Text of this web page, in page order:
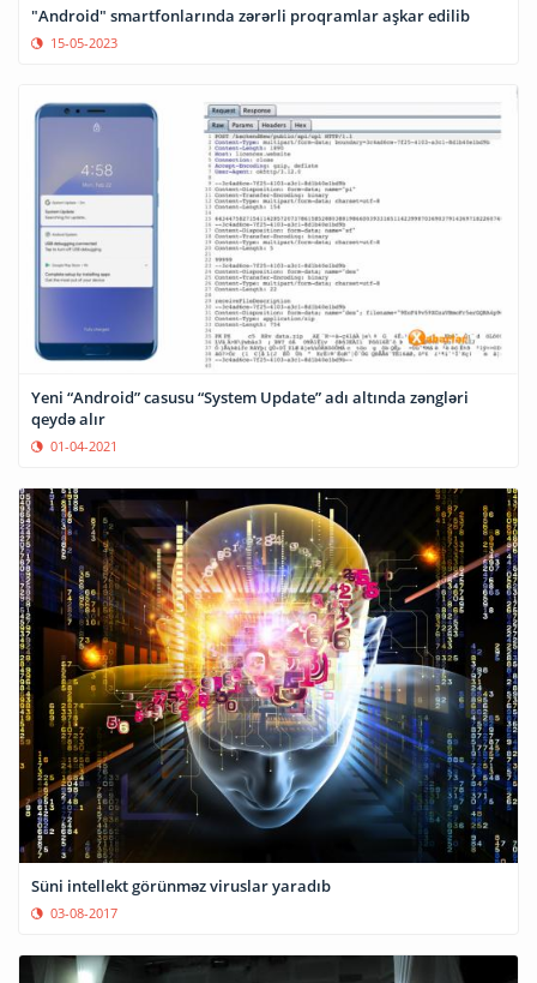
"Android" smartfonlarında zərərli proqramlar aşkar edilib
15-05-2023
Yeni “Android” casusu “System Update” adı altında zəngləri
qeydə alır
01-04-2021
Süni intellekt görünməz viruslar yaradıb
03-08-2017